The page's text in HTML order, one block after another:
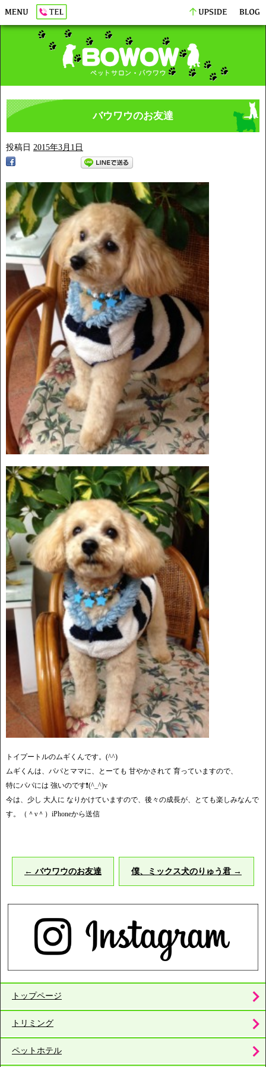
バウワウのお友達
投稿日 2015年3月1日
トイプートルのムギくんです。(^^)
ムギくんは、パパとママに、とーても 甘やかされて 育っていますので、
特にパパには 強いのです❗️(^_^)v
今は、少し 大人に なりかけていますので、後々の成長が、とても楽しみなんで
す。（＾ν＾）iPhoneから送信
← バウワウのお友達 僕、ミックス犬のりゅう君 →
トップページ
トリミング
ペットホテル